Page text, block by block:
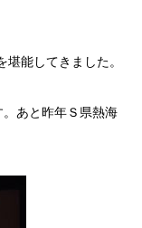
能してきました。
あと昨年Ｓ県熱海